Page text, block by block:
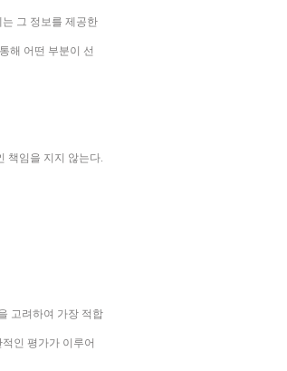
그 정보를 제공한
해 어떤 부분이 선
책임을 지지 않는다.
고려하여 가장 적합
인 평가가 이루어